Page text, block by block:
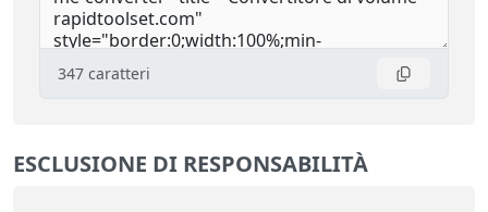
347 caratteri
ESCLUSIONE DI RESPONSABILITÀ